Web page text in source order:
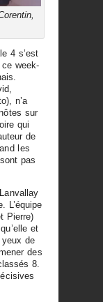
4 s’est
week-
n’a
sur
qui
de
les
pas
L’équipe
Pierre)
et
yeux de
des
8.